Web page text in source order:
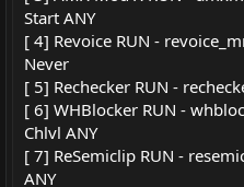
Start ANY
[ 4] Revoice RUN -
Never
[ 5] Rechecker RUN -
[ 6] WHBlocker RUN -
Chlvl ANY
[ 7] ReSemiclip RUN -
ANY